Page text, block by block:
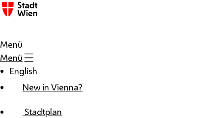
Zum Inhalt
Menü
Menü
English
New in Vienna?
Stadtplan